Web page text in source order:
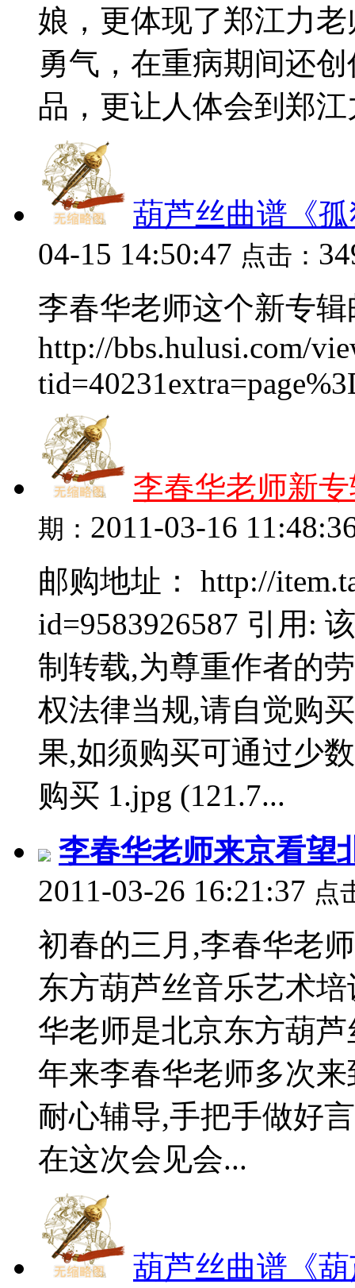
娘，更体现了郑江力
勇气，在重病期间还
品，更让人体会到郑
葫芦丝曲谱《
04-15 14:50:47 点击：
李春华老师这个新专
http://bbs.hulusi.com/
李春华老师新
期： 2011-03-16
邮购地址： http://
id=9583926587 引用:
制转载,为尊重作者的
权法律当规,请自觉购
果,如须购买可通过少
购买 1.jpg (121.7...
李春华老师来京看望
2011-03-26 16:21:37 点
初春的三月,李春华老
东方葫芦丝音乐艺术
华老师是北京东方葫
年来李春华老师多次
耐心辅导,手把手做好
在这次会见会...
葫芦丝曲谱《